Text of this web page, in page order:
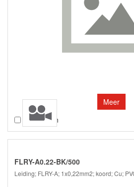
Meer
Vergelijken
FLRY-A0.22-BK/500
Leiding; FLRY-A; 1x0,22mm2; koord; Cu;